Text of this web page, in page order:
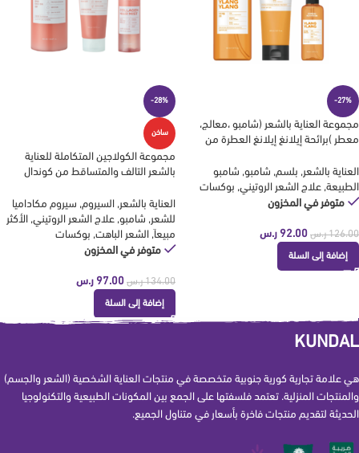
-27%
مجموعة العناية بالشعر (شامبو ،معالج،
معطر )برائحة إيلانغ إيلانغ العطرة من
العناية بالشعر, بلسم, شامبو, شامبو
الطبيعة, علاج الشعر الروتيني, بوكسات
متوفر في المخزون
126.00 ر.س 92.00 ر.س
إضافة إلى السلة
-28%
ساخن
مجموعة الكولاجين المتكاملة للعناية
بالشعر التالف والمتساقط من كوندال
العناية بالشعر, السيروم, سيروم مكاداميا
للشعر, شامبو, علاج الشعر الروتيني, الأكثر
مبيعاَ, الشعر الباهت, بوكسات
متوفر في المخزون
134.00 ر.س 97.00 ر.س
إضافة إلى السلة
KUNDAL
هي علامة تجارية كورية جنوبية متخصصة في منتجات العناية الشخصية (الشعر والجسم)
والمنتجات المنزلية. تعتمد فلسفتها على الجمع بين المكونات الطبيعية والتكنولوجيا
الحديثة لتقديم منتجات فاخرة بأسعار في متناول الجميع.